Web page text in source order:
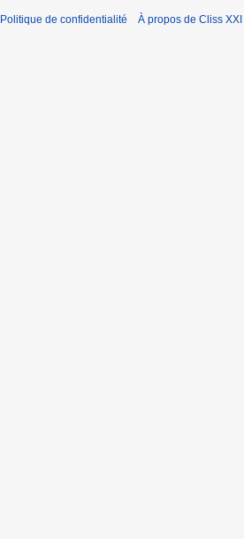
Politique de confidentialité À propos de Cliss XXI